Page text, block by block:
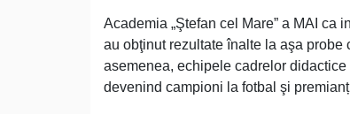
Academia „Ştefan cel Mare” a MAI
au obţinut rezultate înalte la aşa probe
asemenea, echipele cadrelor
devenind campioni la fotbal şi